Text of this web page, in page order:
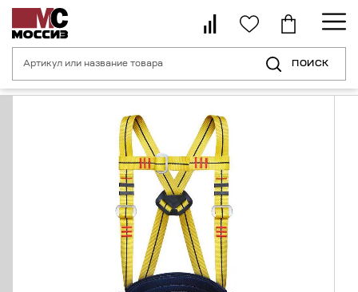
ПОИСК
Главная страница Средства индивидуальной защиты от